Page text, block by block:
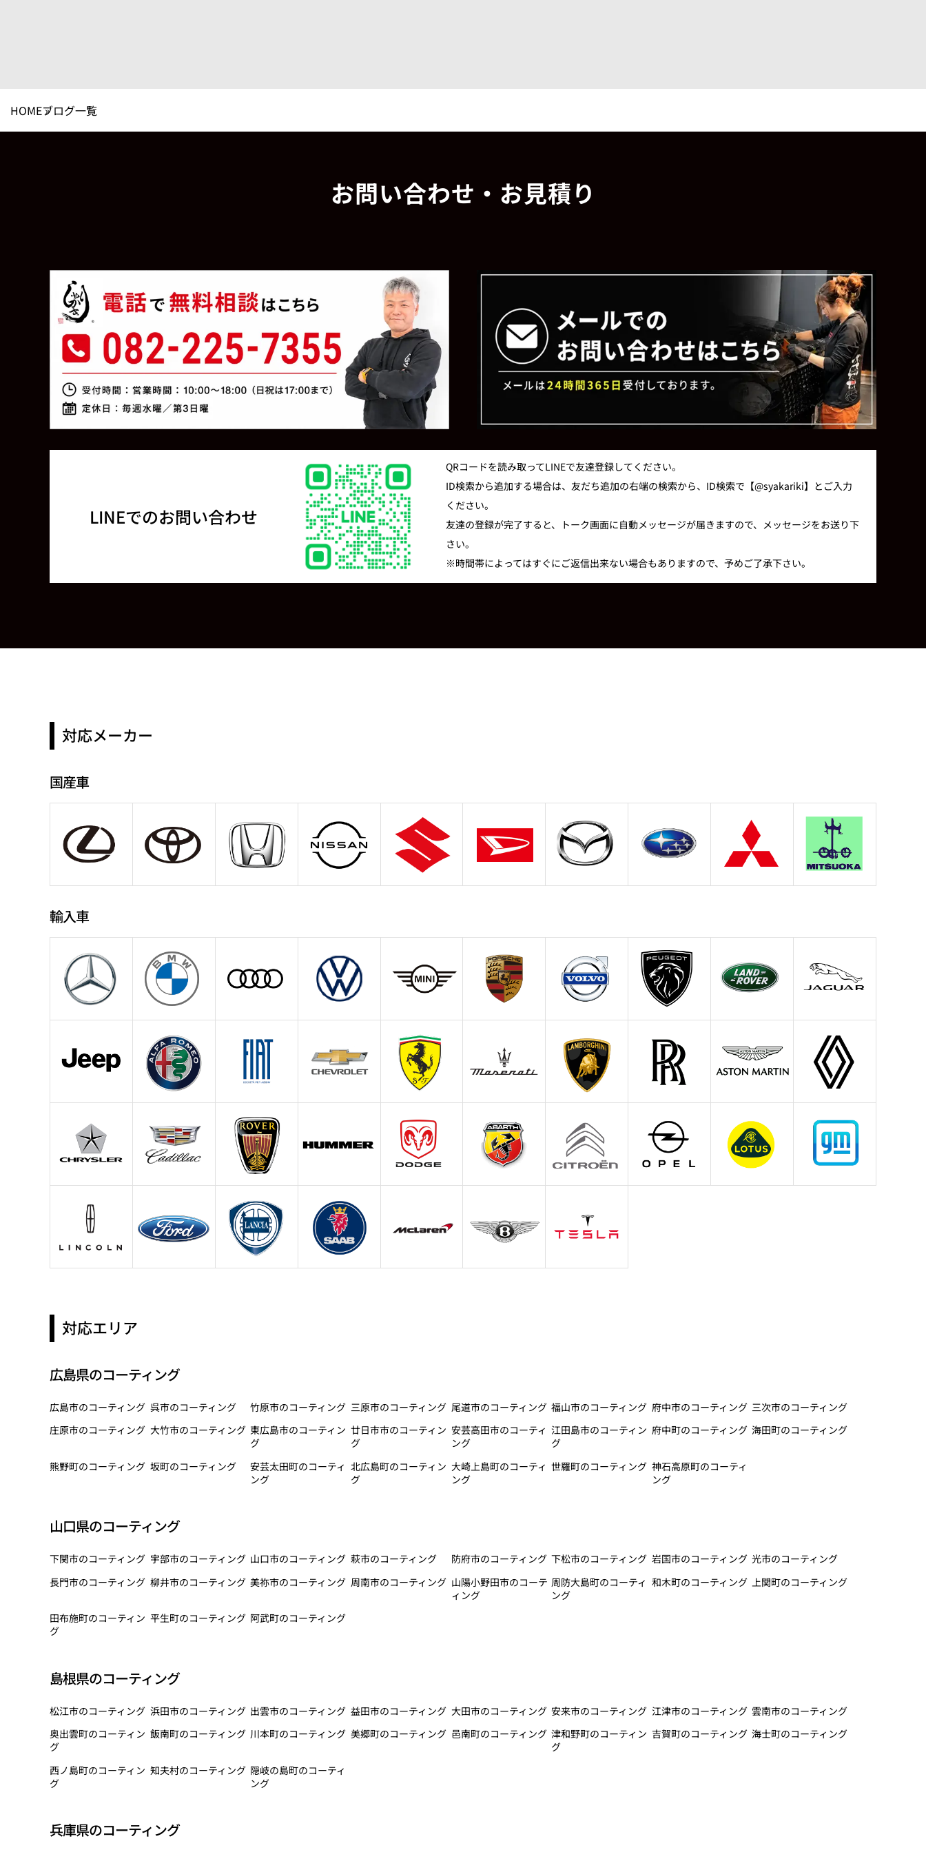
HOMEブログ一覧
お問い合わせ・お見積り
LINEでのお問い合わせ
QRコードを読み取ってLINEで友達登録してください。
ID検索から追加する場合は、友だち追加の右端の検索から、ID検索で【@syakariki】とご入力
ください。
友達の登録が完了すると、トーク画面に自動メッセージが届きますので、メッセージをお送り下
さい。
※時間帯によってはすぐにご返信出来ない場合もありますので、予めご了承下さい。
対応メーカー
国産車
輸入車
対応エリア
広島県のコーティング
広島市のコーティング 呉市のコーティング 竹原市のコーティング 三原市のコーティング 尾道市のコーティング 福山市のコーティング 府中市のコーティング 三次市のコーティング
庄原市のコーティング 大竹市のコーティング 東広島市のコーティン
グ
廿日市市のコーティン
グ
安芸高田市のコーティ
ング
江田島市のコーティン
グ
府中町のコーティング 海田町のコーティング
熊野町のコーティング 坂町のコーティング
安芸太田町のコーティ
ング
北広島町のコーティン
グ
大崎上島町のコーティ
ング
世羅町のコーティング 神石高原町のコーティ
ング
山口県のコーティング
下関市のコーティング 宇部市のコーティング 山口市のコーティング 萩市のコーティング 防府市のコーティング 下松市のコーティング 岩国市のコーティング 光市のコーティング
長門市のコーティング 柳井市のコーティング 美祢市のコーティング 周南市のコーティング 山陽小野田市のコーテ
ィング
周防大島町のコーティ
ング
和木町のコーティング 上関町のコーティング
田布施町のコーティン
グ
平生町のコーティング 阿武町のコーティング
島根県のコーティング
松江市のコーティング 浜田市のコーティング 出雲市のコーティング 益田市のコーティング 大田市のコーティング 安来市のコーティング 江津市のコーティング 雲南市のコーティング
奥出雲町のコーティン
グ
飯南町のコーティング 川本町のコーティング 美郷町のコーティング 邑南町のコーティング 津和野町のコーティン
グ
吉賀町のコーティング 海士町のコーティング
西ノ島町のコーティン
グ
知夫村のコーティング 隠岐の島町のコーティ
ング
兵庫県のコーティング